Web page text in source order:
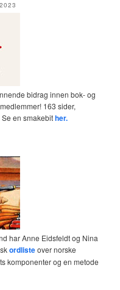
bidrag innen bok- og
163 sider,
Se en smakebither.
har Anne Eidsfeldt og Nina
ordlisteover norske
komponenter og en metode